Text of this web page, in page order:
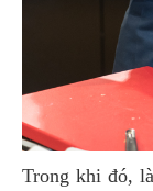
Trong khi đó, làm nóng đường đến khi chảy và đặt táo